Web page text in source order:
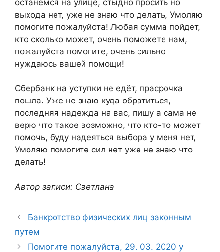
останемся на улице, стыдно просить но
выхода нет, уже не знаю что делать, Умоляю
помогите пожалуйста! Любая сумма пойдет,
кто сколько может, очень поможете нам,
пожалуйста помогите, очень сильно
нуждаюсь вашей помощи!
Сбербанк на уступки не едёт, прасрочка
пошла. Уже не знаю куда обратиться,
последняя надежда на вас, пишу а сама не
верю что такое возможно, что кто-то может
помочь, буду надеяться выбора у меня нет,
Умоляю помогите сил нет уже не знаю что
делать!
Автор записи: Светлана
Банкротство физических лиц законным
путем
Помогите пожалуйста, 29. 03. 2020 у